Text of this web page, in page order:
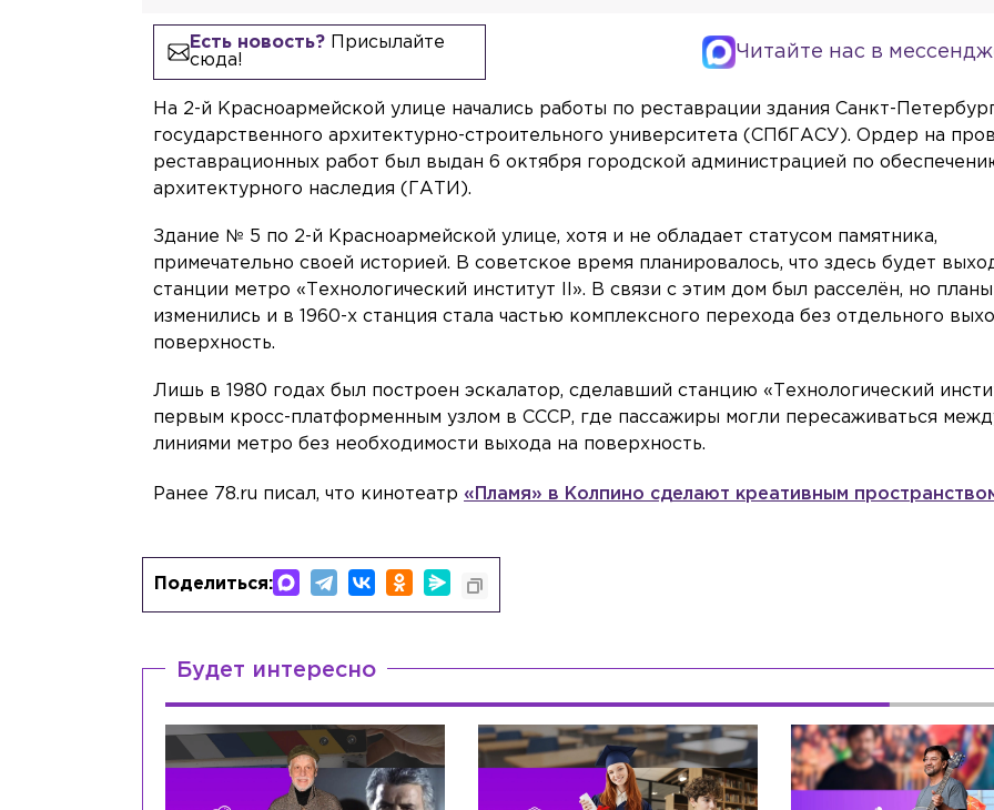
Есть новость?Присылайте
сюда!
Читайте нас в
На 2-й Красноармейской улице начались работы по реставрации здания Санкт-
государственного архитектурно-строительного университета (СПбГАСУ). Ордер на
реставрационных работ был выдан 6 октября городской администрацией по
архитектурного наследия (ГАТИ).
Здание № 5 по 2-й Красноармейской улице, хотя и не обладает статусом памятника,
примечательно своей историей. В советское время планировалось, что здесь будет
станции метро «Технологический институт II». В связи с этим дом был расселён, но планы
изменились и в 1960-х станция стала частью комплексного перехода без отдельного
поверхность.
Лишь в 1980 годах был построен эскалатор, сделавший станцию «Технологический
первым кросс-платформенным узлом в СССР, где пассажиры могли пересаживаться
линиями метро без необходимости выхода на поверхность.
Ранее 78.ru писал, что кинотеатр«Пламя» в Колпино сделают креативным
Поделиться:
Будет интересно